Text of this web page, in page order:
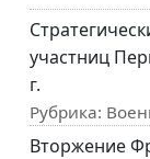
участниц
г.
Рубрика:
Вторжение